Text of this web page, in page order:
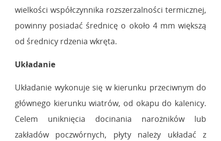
wielkości współczynnika rozszerzalności termicznej,
powinny posiadać średnicę o około 4 mm większą
od średnicy rdzenia wkręta.
Układanie
Układanie wykonuje się w kierunku przeciwnym do
głównego kierunku wiatrów, od okapu do kalenicy.
Celem uniknięcia docinania narożników lub
zakładów poczwórnych, płyty należy układać z